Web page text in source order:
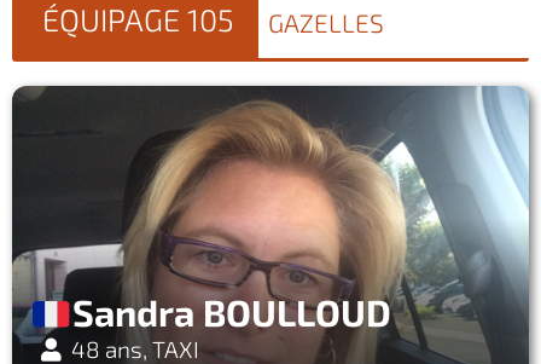
ÉQUIPAGE 105 GAZELLES
Sandra BOULLOUD
48 ans, TAXI